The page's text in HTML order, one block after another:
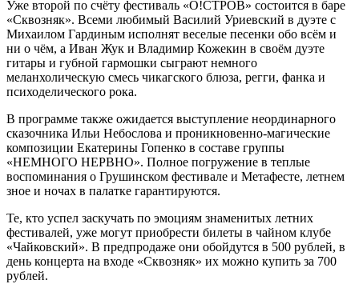
Уже второй по счёту фестиваль «О!СТРОВ» состоится в баре
«Сквозняк». Всеми любимый Василий Уриевский в дуэте с
Михаилом Гардиным исполнят веселые песенки обо всём и
ни о чём, а Иван Жук и Владимир Кожекин в своём дуэте
гитары и губной гармошки сыграют немного
меланхолическую смесь чикагского блюза, регги, фанка и
психоделического рока.
В программе также ожидается выступление неординарного
сказочника Ильи Небослова и проникновенно-магические
композиции Екатерины Гопенко в составе группы
«НЕМНОГО НЕРВНО». Полное погружение в теплые
воспоминания о Грушинском фестивале и Метафесте, летнем
зное и ночах в палатке гарантируются.
Те, кто успел заскучать по эмоциям знаменитых летних
фестивалей, уже могут приобрести билеты в чайном клубе
«Чайковский». В предпродаже они обойдутся в 500 рублей, в
день концерта на входе «Сквозняк» их можно купить за 700
рублей.